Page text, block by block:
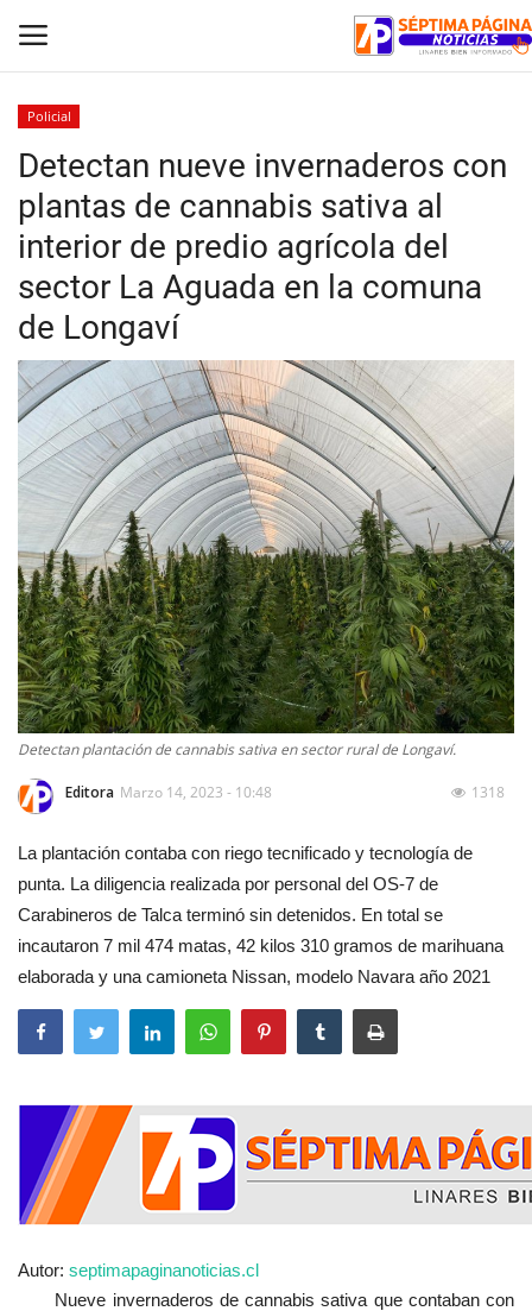
Inicio
Crónica
Policial
Tribunales
Deporte
Política
Espectáculos
Policial
Detectan nueve invernaderos con
plantas de cannabis sativa al
interior de predio agrícola del
sector La Aguada en la comuna
de Longaví
Detectan plantación de cannabis sativa en sector rural de Longaví.
Editora Marzo 14, 2023 - 10:48 1318
La plantación contaba con riego tecnificado y tecnología de
punta. La diligencia realizada por personal del OS-7 de
Carabineros de Talca terminó sin detenidos. En total se
incautaron 7 mil 474 matas, 42 kilos 310 gramos de marihuana
elaborada y una camioneta Nissan, modelo Navara año 2021
Autor: septimapaginanoticias.cl
Nueve invernaderos de cannabis sativa que contaban con